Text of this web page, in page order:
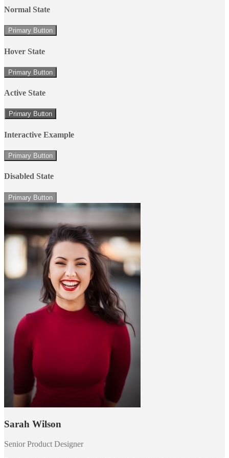
Normal State
Primary Button
Hover State
Primary Button
Active State
Primary Button
Interactive Example
Primary Button
Disabled State
Primary Button
Sarah Wilson
Senior Product Designer